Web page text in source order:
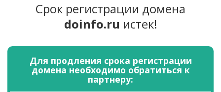
Срок регистрации домена
doinfo.ru истек!
Для продления срока регистрации
домена необходимо обратиться к
партнеру: